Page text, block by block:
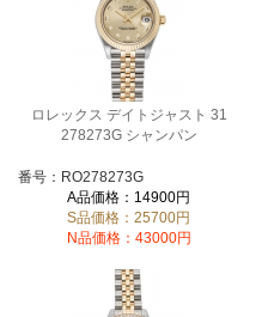
ロレックス デイトジャスト 31
278273G シャンパン
番号：RO278273G
A品価格：14900円
S品価格：25700円
N品価格：43000円